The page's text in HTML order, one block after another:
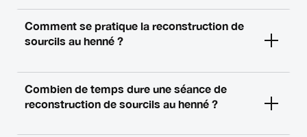
Comment se pratique la reconstruction de
sourcils au henné ?
Combien de temps dure une séance de
reconstruction de sourcils au henné ?